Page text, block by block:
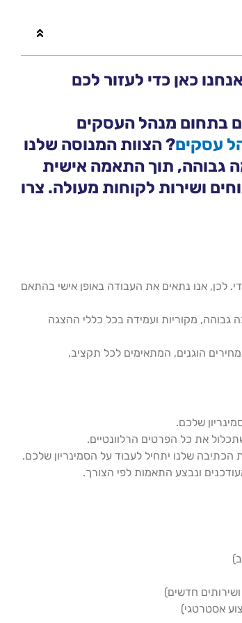
כאן כדי לעזור לכם
בתחום מנהל העסקים
עסקים? הצוות המנוסה שלנו
גבוהה, תוך התאמה אישית
ושירות לקוחות מעולה. צרו
לכן, אנו נתאים את העבודה באופן אישי בהתאם
גבוהה, מקוריות ועמידה בכל כללי ההצגה
הוגנים, המתאימים לכל תקציב.
שלכם.
את כל הפרטים הרלוונטיים.
הכתיבה שלנו יתחיל לעבוד על הסמינריון שלכם.
ונבצע התאמות לפי הצורך.
ושירותים חדשים)